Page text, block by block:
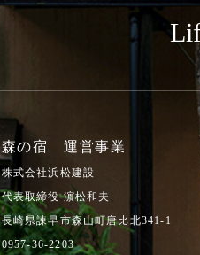
森の宿 運営事業
株式会社浜松建設
代表取締役 濵松和夫
長崎県諫早市森山町唐比北341-1
0957-36-2203